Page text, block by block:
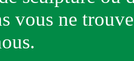
vous ne